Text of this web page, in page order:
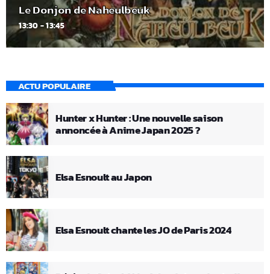
Le Donjon de Naheulbeuk
13:30 - 13:45
ACTU POPULAIRE
Hunter x Hunter : Une nouvelle saison
annoncée à Anime Japan 2025 ?
Elsa Esnoult au Japon
Elsa Esnoult chante les JO de Paris 2024